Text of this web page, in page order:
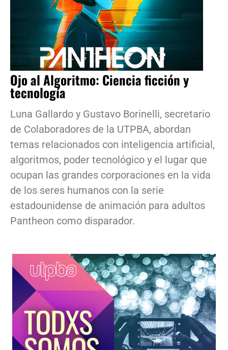
Ojo al Algoritmo: Ciencia ficción y
tecnología
Luna Gallardo y Gustavo Borinelli, secretario
de Colaboradores de la UTPBA, abordan
temas relacionados con inteligencia artificial,
algoritmos, poder tecnológico y el lugar que
ocupan las grandes corporaciones en la vida
de los seres humanos con la serie
estadounidense de animación para adultos
Pantheon como disparador.